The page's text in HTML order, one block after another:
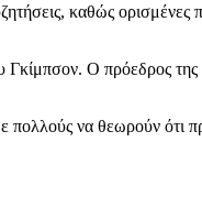
καθώς
Γκίμπσον. Ο πρόεδρος
πολλούς να θεωρούν ότι